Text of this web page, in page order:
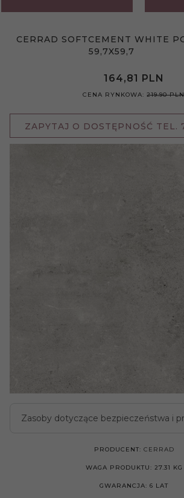
CERRAD SOFTCEMENT WHITE
59,7X59,7
164,81 PLN
CENA RYNKOWA:219.90
ZAPYTAJ O DOSTĘPNOŚĆ TEL.
Zasoby dotyczące bezpieczeństwa i
PRODUCENT: CERRAD
WAGA PRODUKTU: 27.31 KG
GWARANCJA:6 LAT